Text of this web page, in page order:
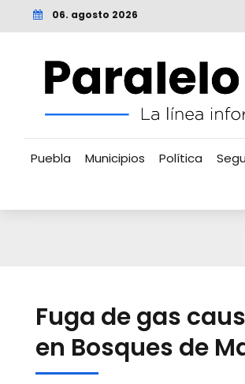
06. agosto 2026
Puebla Municipios Política
Fuga de gas
en Bosques de